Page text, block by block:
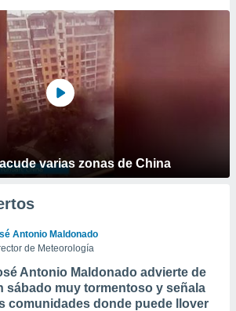
varias zonas de China
Antonio Maldonado
de Meteorología
Antonio Maldonado advierte de
sábado muy tormentoso y señala
comunidades donde puede llover